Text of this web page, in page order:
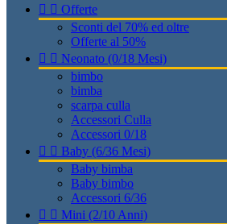
  Offerte
Sconti del 70% ed oltre
Offerte al 50%
  Neonato (0/18 Mesi)
bimbo
bimba
scarpa culla
Accessori Culla
Accessori 0/18
  Baby (6/36 Mesi)
Baby bimba
Baby bimbo
Accessori 6/36
  Mini (2/10 Anni)